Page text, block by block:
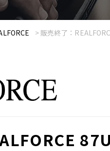
> 販売終了：